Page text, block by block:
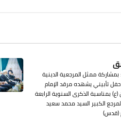
بمشاركة ممثل المرجعية الدينية
حفل تأبيني يشهده مرقد الإمام
بمناسبة الذكرى السنوية الرابعة
الكبير السيد محمد سعيد
(قدس)